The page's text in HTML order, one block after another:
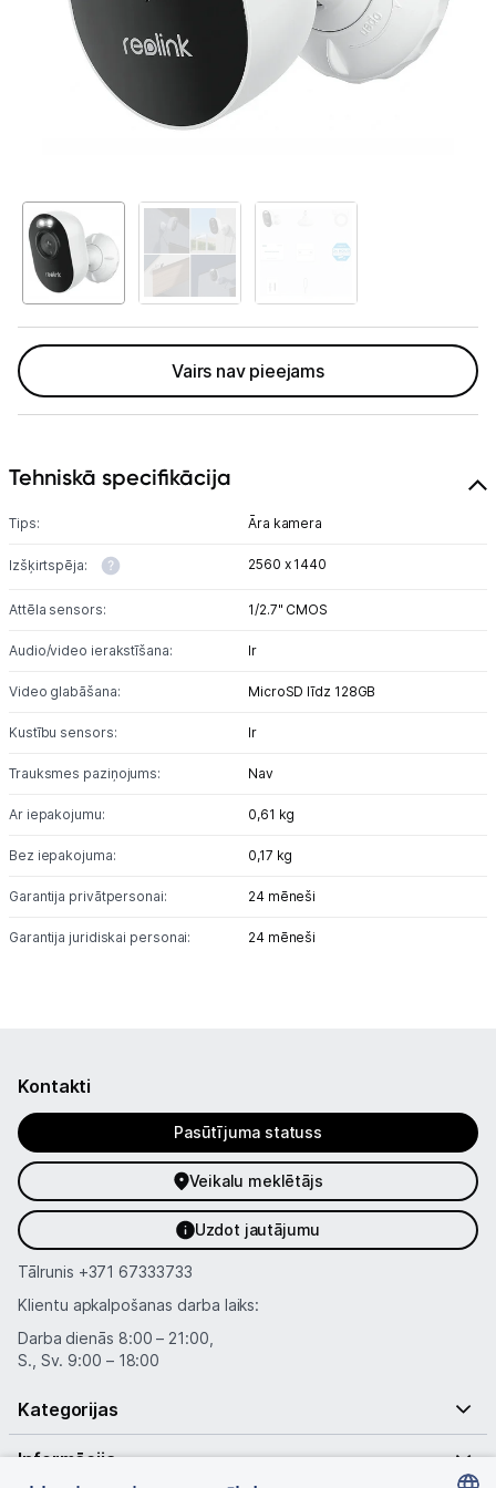
Telefoni, planšetdatori
Viedierīces
Viedpulksteņi un aproces
Izklaide un atpūta
Video
Sporta kameras
Elektrostacijas un saules paneļi
Zāles pļāvēji roboti
Sadzīves tehnika
Ražotāju atjaunota tehnika
Vēlmju saraksts
Tehnikas izvešana
Uzņēmumiem
Tet pakalpojumi
Kontakti
Informācija
Vairs nav pieejams
Tehniskā specifikācija
Tips: Āra kamera
Izšķirtspēja: 2560 x 1440
Attēla sensors: 1/2.7" CMOS
Audio/video ierakstīšana: Ir
Video glabāšana: MicroSD līdz 128GB
Kustību sensors: Ir
Trauksmes paziņojums: Nav
Ar iepakojumu: 0,61 kg
Bez iepakojuma: 0,17 kg
Garantija privātpersonai: 24 mēneši
Garantija juridiskai personai: 24 mēneši
Kontakti
Pasūtījuma statuss
Veikalu meklētājs
Uzdot jautājumu
Tālrunis +371 67333733
Klientu apkalpošanas darba laiks:
Darba dienās 8:00 – 21:00,
S., Sv. 9:00 – 18:00
Kategorijas
Informācija